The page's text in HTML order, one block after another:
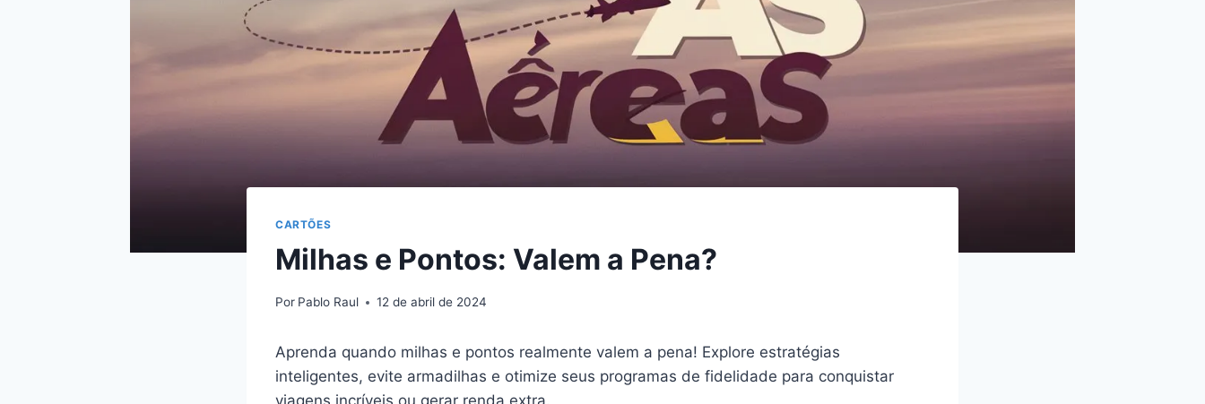
CARTÕES
Milhas e Pontos: Valem a Pena?
Por Pablo Raul 12 de abril de 2024
Aprenda quando milhas e pontos realmente valem a pena! Explore estratégias
inteligentes, evite armadilhas e otimize seus programas de fidelidade para conquistar